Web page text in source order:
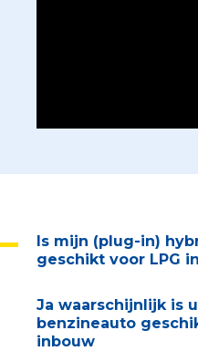
Is mijn (plug-in)
geschikt voor LPG
Ja waarschijnlijk is
benzineauto
inbouw